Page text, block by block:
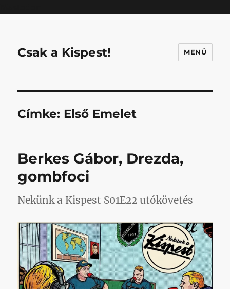
Csak a Kispest! MENÜ
Címke: Első Emelet
Berkes Gábor, Drezda,
gombfoci
Nekünk a Kispest S01E22 utókövetés